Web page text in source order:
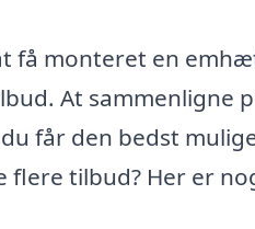
få monteret en
At sammenligne
får den bedst
tilbud? Her er